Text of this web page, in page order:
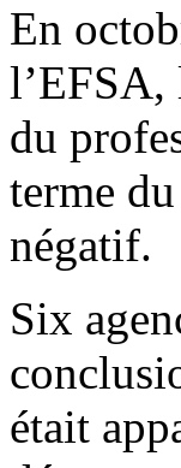
En
l’EFSA,
du
terme
négatif.
Six
était